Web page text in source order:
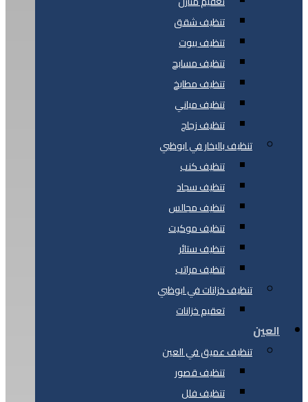
تنظيف شقق
تنظيف بيوت
تنظيف مسابح
تنظيف مطابخ
تنظيف مباني
تنظيف زجاج
تنظيف بالبخار في ابوظبي
تنظيف كنب
تنظيف سجاد
تنظيف مجالس
تنظيف موكيت
تنظيف ستائر
تنظيف مراتب
تنظيف خزانات في ابوظبي
تعقيم خزانات
العين
تنظيف عميق في العين
تنظيف قصور
تنظيف فلل